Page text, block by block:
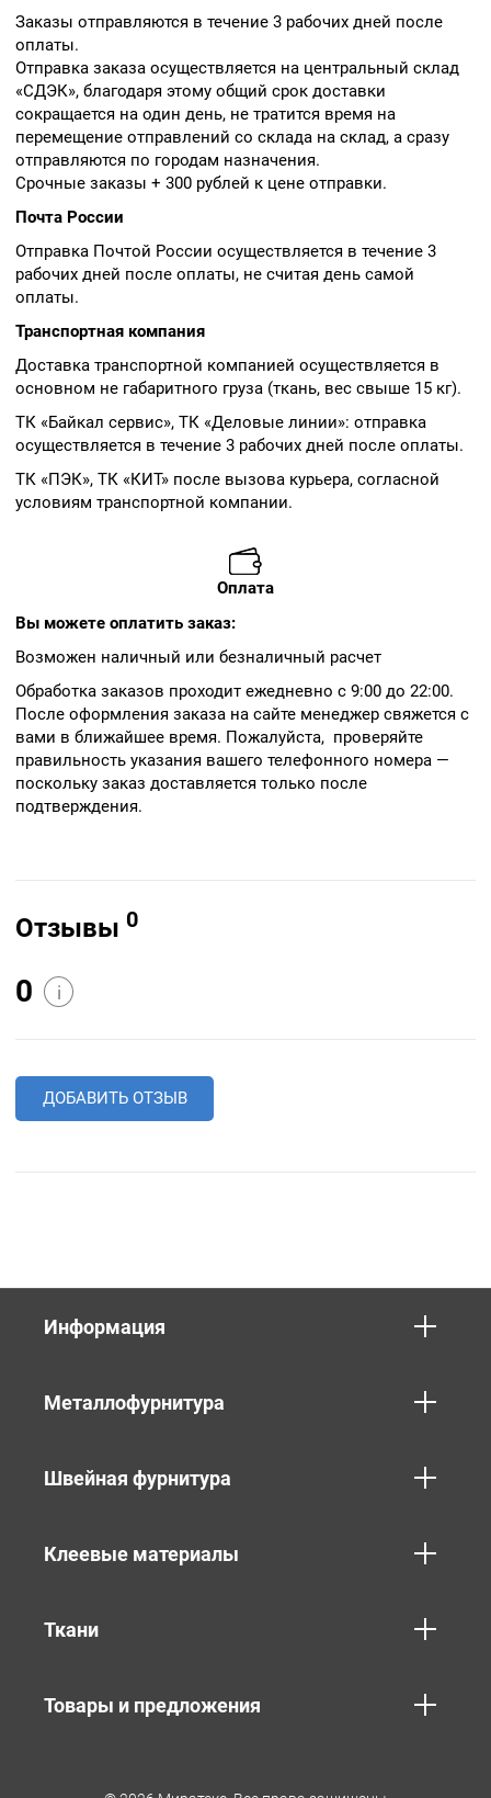
Заказы отправляются в течение 3 рабочих дней после
оплаты.
Отправка заказа осуществляется на центральный склад
«СДЭК», благодаря этому общий срок доставки
сокращается на один день, не тратится время на
перемещение отправлений со склада на склад, а сразу
отправляются по городам назначения.
Срочные заказы + 300 рублей к цене отправки.
Почта России
Отправка Почтой России осуществляется в течение 3
рабочих дней после оплаты, не считая день самой
оплаты.
Транспортная компания
Доставка транспортной компанией осуществляется в
основном не габаритного груза (ткань, вес свыше 15 кг).
ТК «Байкал сервис», ТК «Деловые линии»: отправка
осуществляется в течение 3 рабочих дней после оплаты.
ТК «ПЭК», ТК «КИТ» после вызова курьера, согласной
условиям транспортной компании.
Оплата
Вы можете оплатить заказ:
Возможен наличный или безналичный расчет
Обработка заказов проходит ежедневно с 9:00 до 22:00.
После оформления заказа на сайте менеджер свяжется с
вами в ближайшее время. Пожалуйста, проверяйте
правильность указания вашего телефонного номера —
поскольку заказ доставляется только после
подтверждения.
Отзывы 0
0 i
ДОБАВИТЬ ОТЗЫВ
Информация
Металлофурнитура
Швейная фурнитура
Клеевые материалы
Ткани
Товары и предложения